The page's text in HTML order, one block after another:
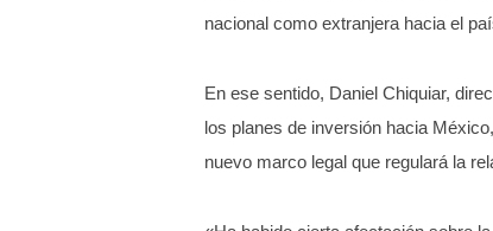
nacional como extranjera hacia el
En ese sentido, Daniel Chiquiar,
los planes de inversión hacia
nuevo marco legal que regulará la